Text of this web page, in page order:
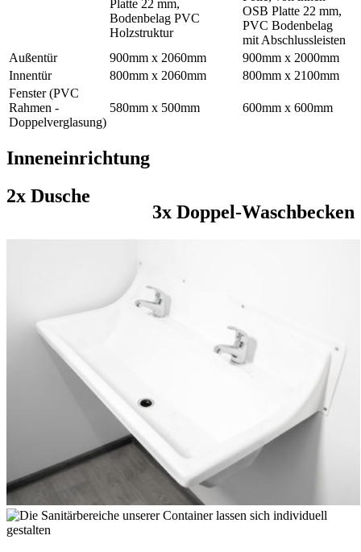
Platte 22 mm,
Bodenbelag PVC
Holzstruktur
OSB Platte 22 mm,
PVC Bodenbelag
mit Abschlussleisten
Außentür
900mm x 2060mm
900mm x 2000mm
Innentür
800mm x 2060mm
800mm x 2100mm
Fenster (PVC
Rahmen -
Doppelverglasung)
580mm x 500mm 600mm x 600mm
Inneneinrichtung
3x Doppel-Waschbecken
2x Dusche